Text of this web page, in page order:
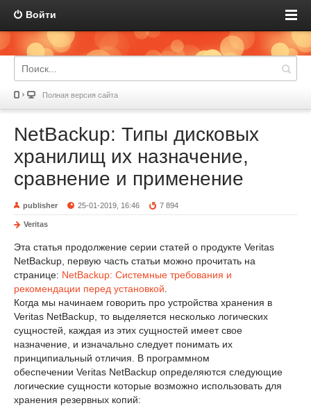
Войти
Полная версия сайта
NetBackup: Типы дисковых
хранилищ их назначение,
сравнение и применение
publisher 25-01-2019, 16:46 7 894
Veritas
Эта статья продолжение серии статей о продукте Veritas
NetBackup, первую часть статьи можно прочитать на
странице: NetBackup: Системные требования и
рекомендации перед установкой
Когда мы начинаем говорить про устройства хранения в
Veritas NetBackup, то выделяется несколько логических
сущностей, каждая из этих сущностей имеет свое
назначение, и изначально следует понимать их
принципиальный отличия. В программном
обеспечении Veritas NetBackup определяются следующие
логические сущности которые возможно использовать для
хранения резервных копий: